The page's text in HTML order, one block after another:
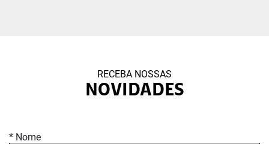
RECEBA NOSSAS
NOVIDADES
* Nome